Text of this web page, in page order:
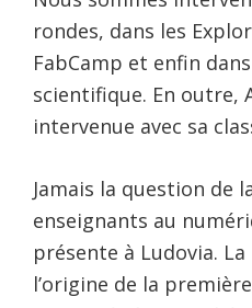
rondes, dans les
FabCamp et enfin
scientifique. En outre,
intervenue avec sa
Jamais la question de
enseignants au
présente à Ludovia. La
l’origine de la